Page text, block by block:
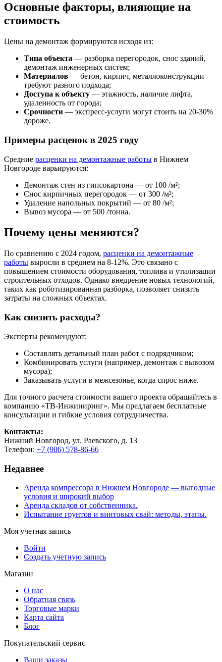
Основные факторы, влияющие на
стоимость
Цены на демонтаж формируются исходя из:
Типа объекта — разборка перегородок, снос зданий,
демонтаж инженерных систем;
Материалов — бетон, кирпич, металлоконструкции
требуют разного подхода;
Доступа к объекту — этажность, наличие лифта,
удаленность от города;
Срочности — экспресс-услуги могут стоить на 20-30%
дороже.
Примеры расценок в 2025 году
Средние расценки на демонтажные работы в Нижнем
Новгороде варьируются:
Демонтаж стен из гипсокартона — от 100 /м²;
Снос кирпичных перегородок — от 300 /м²;
Удаление напольных покрытий — от 80 /м²;
Вывоз мусора — от 500 /тонна.
Почему цены меняются?
По сравнению с 2024 годом, расценки на демонтажные
работы выросли в среднем на 8-12%. Это связано с
повышением стоимости оборудования, топлива и утилизации
строительных отходов. Однако внедрение новых технологий,
таких как роботизированная разборка, позволяет снизить
затраты на сложных объектах.
Как снизить расходы?
Эксперты рекомендуют:
Составлять детальный план работ с подрядчиком;
Комбинировать услуги (например, демонтаж с вывозом
мусора);
Заказывать услуги в межсезонье, когда спрос ниже.
Для точного расчета стоимости вашего проекта обращайтесь в
компанию «ТВ-Инжиниринг». Мы предлагаем бесплатные
консультации и гибкие условия сотрудничества.
Контакты:
Нижний Новгород, ул. Раевского, д. 13
Телефон: +7 (906) 578-86-66
Недавнее
Аренда компрессора в Нижнем Новгороде — выгодные
условия и широкий выбор
Аренда складов от собственника.
Испытание грунтов и винтовых свай: методы, этапы.
Моя учетная запись
Войти
Создать учетную запись
Магазин
О нас
Обратная связь
Торговые марки
Карта сайта
Блог
Покупательский сервис
Ваши заказы